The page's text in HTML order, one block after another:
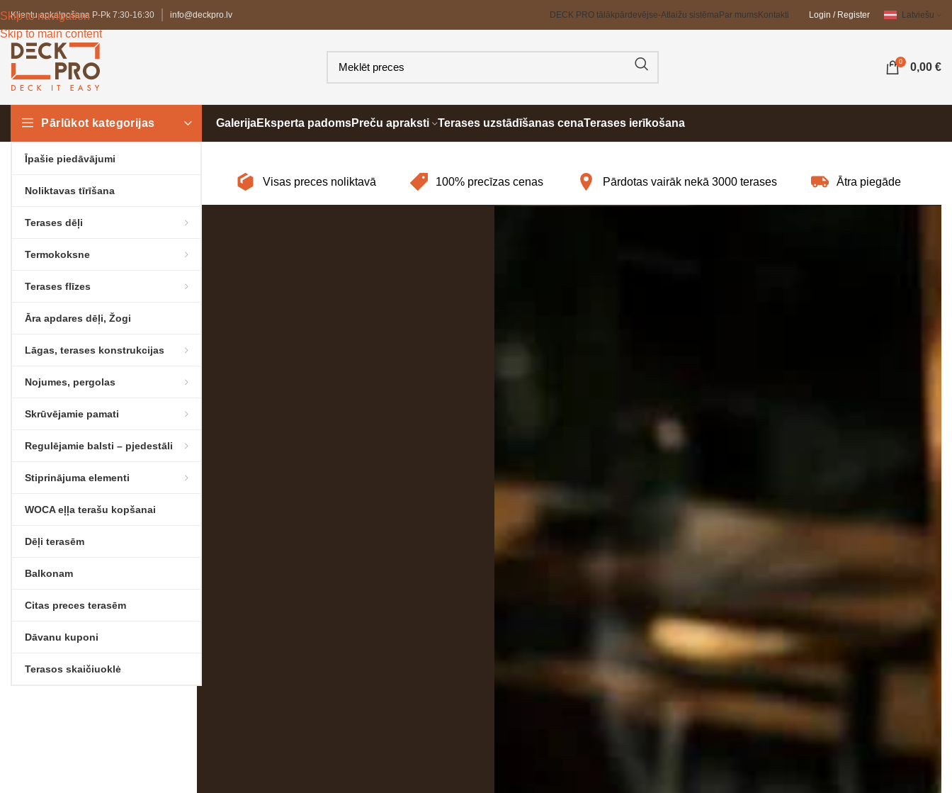
Skip to navigation
Skip to main content
Klientu apkalpošana P-Pk 7:30-16:30 info@deckpro.lv DECK PRO tālākpārdevējse-Atlaižu sistēmaPar mumsKontakti Login / Register Latviešu
0 0,00 €
Pārlūkot kategorijas
Īpašie piedāvājumi
Noliktavas tīrīšana
Terases dēļi
Termokoksne
Terases flīzes
Āra apdares dēļi, Žogi
Lāgas, terases konstrukcijas
Nojumes, pergolas
Skrūvējamie pamati
Regulējamie balsti – pjedestāli
Stiprinājuma elementi
WOCA eļļa terašu kopšanai
Dēļi terasēm
Balkonam
Citas preces terasēm
Dāvanu kuponi
Terasos skaičiuoklė
GalerijaEksperta padomsPreču apraksti Terases uzstādīšanas cenaTerases ierīkošana
Visas preces noliktavā 100% precīzas cenas Pārdotas vairāk nekā 3000 terases Ātra piegāde